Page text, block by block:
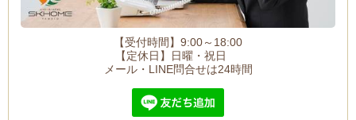
【受付時間】9:00～18:00
【定休日】日曜・祝日
メール・LINE問合せは24時間